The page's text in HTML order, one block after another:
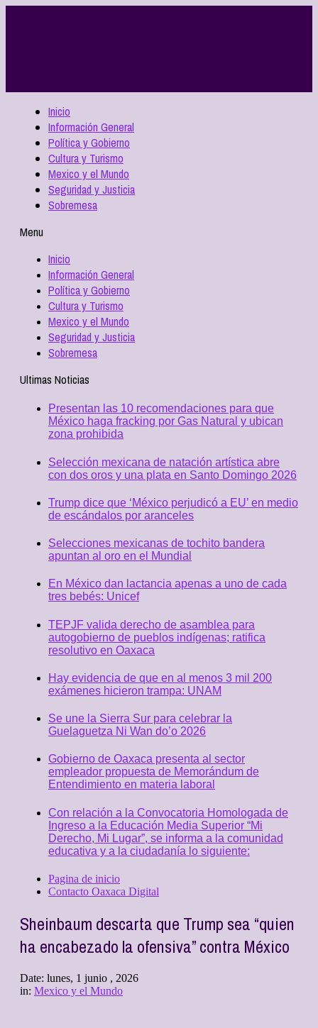
Inicio
Información General
Política y Gobierno
Cultura y Turismo
Mexico y el Mundo
Seguridad y Justicia
Sobremesa
Menu
Inicio
Información General
Política y Gobierno
Cultura y Turismo
Mexico y el Mundo
Seguridad y Justicia
Sobremesa
Ultimas Noticias
Presentan las 10 recomendaciones para que
México haga fracking por Gas Natural y ubican
zona prohibida
Selección mexicana de natación artística abre
con dos oros y una plata en Santo Domingo 2026
Trump dice que ‘México perjudicó a EU’ en medio
de escándalos por aranceles
Selecciones mexicanas de tochito bandera
apuntan al oro en el Mundial
En México dan lactancia apenas a uno de cada
tres bebés: Unicef
TEPJF valida derecho de asamblea para
autogobierno de pueblos indígenas; ratifica
resolutivo en Oaxaca
Hay evidencia de que en al menos 3 mil 200
exámenes hicieron trampa: UNAM
Se une la Sierra Sur para celebrar la
Guelaguetza Ni Wan do’o 2026
Gobierno de Oaxaca presenta al sector
empleador propuesta de Memorándum de
Entendimiento en materia laboral
Con relación a la Convocatoria Homologada de
Ingreso a la Educación Media Superior “Mi
Derecho, Mi Lugar”, se informa a la comunidad
educativa y a la ciudadanía lo siguiente:
Pagina de inicio
Contacto Oaxaca Digital
Sheinbaum descarta que Trump sea “quien
ha encabezado la ofensiva” contra México
Date: lunes, 1 junio , 2026
in: Mexico y el Mundo